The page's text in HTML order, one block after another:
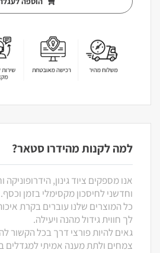
למה לקנות מהידרו סטאר?
אנו מספקים ציוד גינון,
וחדשני לחיסכון מקסימלי בזמן וכסף.
כל המוצרים שלנו עוברים בקרת
לך חווית גידול מהנה ויעילה.
גאים להיות פורצי דרך בכל הקשור
צמחים ולתת מענה אמיתי למגדלים